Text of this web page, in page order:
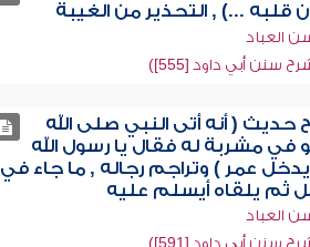
قلبه ...) , التحذير من الغيبة
العباد
أبي داود [555])
حديث ( أنه أتى النبي صلى الله
مشربة له فقال يا رسول الله
عمر ) وتراجم رجاله , ما جاء في
ثم يلقاه أيسلم عليه
العباد
أبي داود [591])